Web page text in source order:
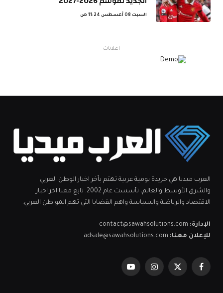
السبت 08 أغسطس 11:24 ص
اعلانات
العرب ميديا هي جريدة يومية عربية تهتم بآخر اخبار الوطن العربي
والشرق الأوسط والعالم، تأسست عام 2002. تابع معنا اخر اخبار
الاقتصاد والرياضة والسياسة واهم القضايا التي تهم المواطن العربي.
الإدارة: contact@sawahsolutions.com
للإعلان معنا: adsale@sawahsolutions.com
فيسبوكX
الانستغراميوتيوب